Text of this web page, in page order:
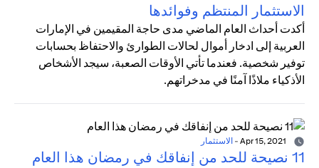
الاستثمار المنتظم وفوائدها
أكدت أحداث العام الماضي مدى حاجة المقيمين في الإمارات
العربية إلى ادخار أموال لحالات الطوارئ والاحتفاظ بحسابات
توفير شخصية. فعندما تأتي الأوقات الصعبة، سيجد الأشخاص
الأذكياء ملاذًا آمنًا في مدخراتهم.
- الاستثمار
11 نصيحة للحد من إنفاقك في رمضان هذا العام